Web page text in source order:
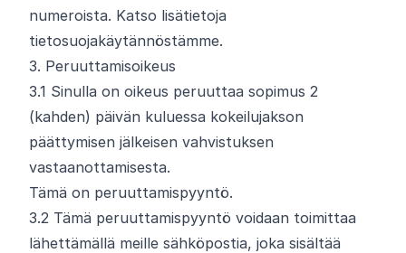
numeroista. Katso lisätietoja
tietosuojakäytännöstämme.
3. Peruuttamisoikeus
3.1 Sinulla on oikeus peruuttaa sopimus 2
(kahden) päivän kuluessa kokeilujakson
päättymisen jälkeisen vahvistuksen
vastaanottamisesta.
Tämä on peruuttamispyyntö.
3.2 Tämä peruuttamispyyntö voidaan toimittaa
lähettämällä meille sähköpostia, joka sisältää